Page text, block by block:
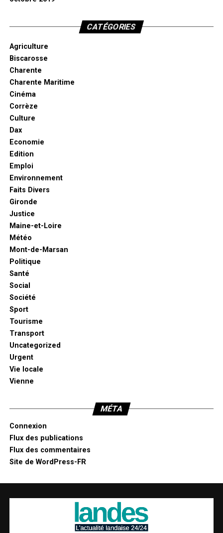
CATÉGORIES
Agriculture
Biscarosse
Charente
Charente Maritime
Cinéma
Corrèze
Culture
Dax
Economie
Edition
Emploi
Environnement
Faits Divers
Gironde
Justice
Maine-et-Loire
Météo
Mont-de-Marsan
Politique
Santé
Social
Société
Sport
Tourisme
Transport
Uncategorized
Urgent
Vie locale
Vienne
MÉTA
Connexion
Flux des publications
Flux des commentaires
Site de WordPress-FR